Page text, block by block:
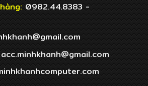
0982.44.8383 -
acc.minhkhanh@gmail.com